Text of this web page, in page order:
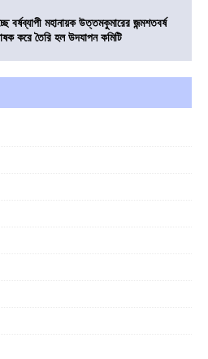
মহানায়ক উত্তমকুমারের জন্মশতবর্ষ
করে তৈরি হল উদযাপন কমিটি